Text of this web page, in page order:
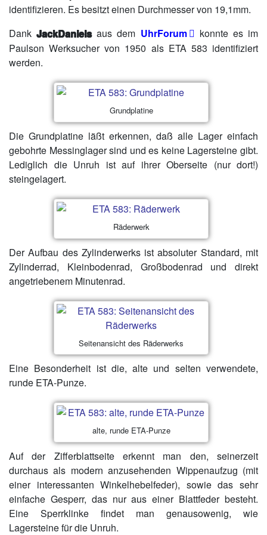
identifizieren. Es besitzt einen Durchmesser von 19,1mm.
DankJackDanielsaus dem UhrForum
konnte es im
Paulson Werksucher von 1950 als ETA 583 identifiziert
werden.
Grundplatine
Die Grundplatine läßt erkennen, daß alle Lager einfach
gebohrte Messinglager sind und es keine Lagersteine gibt.
Lediglich die Unruh ist auf ihrer Oberseite (nur dort!)
steingelagert.
Räderwerk
Der Aufbau des Zylinderwerks ist absoluter Standard, mit
Zylinderrad, Kleinbodenrad, Großbodenrad und direkt
angetriebenem Minutenrad.
Seitenansicht des Räderwerks
Eine Besonderheit ist die, alte und selten verwendete,
runde ETA-Punze.
alte, runde ETA-Punze
Auf der Zifferblattseite erkennt man den, seinerzeit
durchaus als modern anzusehenden Wippenaufzug (mit
einer interessanten Winkelhebelfeder), sowie das sehr
einfache Gesperr, das nur aus einer Blattfeder besteht.
Eine Sperrklinke findet man genausowenig, wie
Lagersteine für die Unruh.